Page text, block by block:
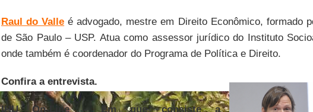
Raul do Valle é advogado, mestre em Direito Econômico, formado
de São Paulo – USP. Atua como assessor jurídico do Instituto
onde também é coordenador do Programa de Política e Direito.
Confira a entrevista.
IHU On-Line - Em que consiste a